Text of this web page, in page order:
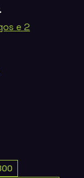
e 2